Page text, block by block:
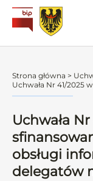
Strona główna >
Uchwała Nr 41/2025
Uchwała
obsługi
delegatów